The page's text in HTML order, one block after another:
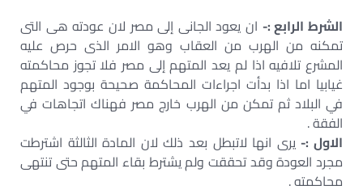
الشرط الرابع :- ان يعود الجانى إلى مصر لان عودته هى التى
تمكنه من الهرب من العقاب وهو الامر الذى حرص عليه
المشرع تلافيه اذا لم يعد المتهم إلى مصر فلا تجوز محاكمته
غيابيا اما اذا بدأت اجراءات المحاكمة صحيحة بوجود المتهم
في البلاد ثم تمكن من الهرب خارج مصر فهناك اتجاهات في
الفقة .
الاول :-يرى انها لاتبطل بعد ذلك لان المادة الثالثة اشترطت
مجرد العودة وقد تحققت ولم يشترط بقاء المتهم حتى تنتهى
محاكمته .